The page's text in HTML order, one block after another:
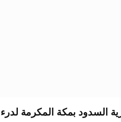
السدود بمكة المكرمة